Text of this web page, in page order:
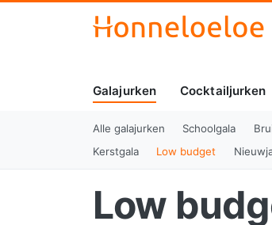
Galajurken
Cocktailjurken
Alle galajurken Schoolgala
Kerstgala
Low budget
Low